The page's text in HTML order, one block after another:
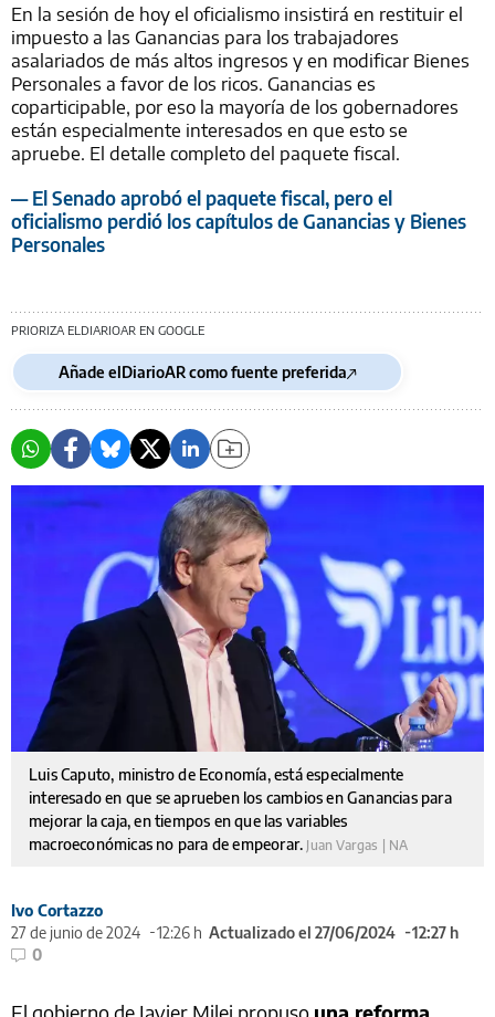
En la sesión de hoy el oficialismo insistirá en restituir el
impuesto a las Ganancias para los trabajadores
asalariados de más altos ingresos y en modificar Bienes
Personales a favor de los ricos. Ganancias es
coparticipable, por eso la mayoría de los gobernadores
están especialmente interesados en que esto se
apruebe. El detalle completo del paquete fiscal.
— El Senado aprobó el paquete fiscal, pero el
oficialismo perdió los capítulos de Ganancias y Bienes
Personales
PRIORIZA ELDIARIOAR EN GOOGLE
Añade elDiarioAR como fuente preferida
Luis Caputo, ministro de Economía, está especialmente
interesado en que se aprueben los cambios en Ganancias para
mejorar la caja, en tiempos en que las variables
macroeconómicas no para de empeorar. Juan Vargas | NA
Ivo Cortazzo
27 de junio de 2024
12:26 h Actualizado el 27/06/2024
12:27 h
0